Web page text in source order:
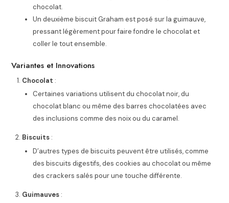
chocolat.
Un deuxième biscuit Graham est posé sur la guimauve,
pressant légèrement pour faire fondre le chocolat et
coller le tout ensemble.
Variantes et Innovations
Chocolat :
Certaines variations utilisent du chocolat noir, du
chocolat blanc ou même des barres chocolatées avec
des inclusions comme des noix ou du caramel.
Biscuits :
D’autres types de biscuits peuvent être utilisés, comme
des biscuits digestifs, des cookies au chocolat ou même
des crackers salés pour une touche différente.
Guimauves :